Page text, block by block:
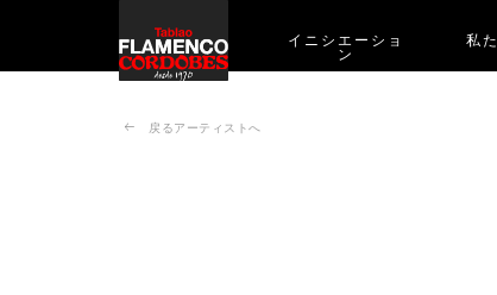
イニシエーショ
ン
私
戻るアーティストへ